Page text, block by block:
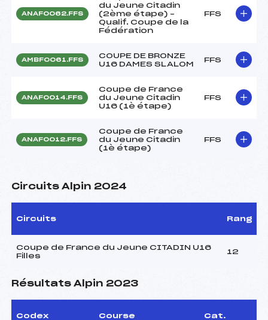
ANAF0062.FFS
du Jeune Citadin
(2ème étape) –
Qualif. Coupe de la
Fédération
FFS
AMBF0061.FFS
COUPE DE BRONZE
U16 DAMES SLALOM
FFS
ANAF0014.FFS
Coupe de France
du Jeune Citadin
U16 (1è étape)
FFS
ANAF0012.FFS
Coupe de France
du Jeune Citadin
(1è étape)
FFS
Circuits Alpin 2024
Circuits Rang
Coupe de France du Jeune CITADIN U16
Filles
12
Résultats Alpin 2023
Codex Course Cat.